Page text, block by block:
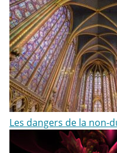
Les dangers de la non-